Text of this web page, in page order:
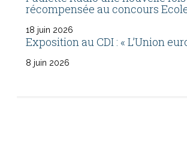
récompensée au concours
18 juin 2026
Exposition au CDI : « L’Union
8 juin 2026